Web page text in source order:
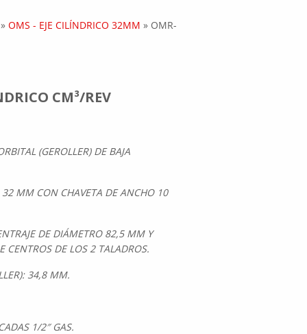
OMS - EJE CILÍNDRICO 32MM » OMR-
CM³/REV
(GEROLLER) DE BAJA
MM CON CHAVETA DE ANCHO 10
DE DIÁMETRO 82,5 MM Y
DE LOS 2 TALADROS.
34,8 MM.
1/2″ GAS.